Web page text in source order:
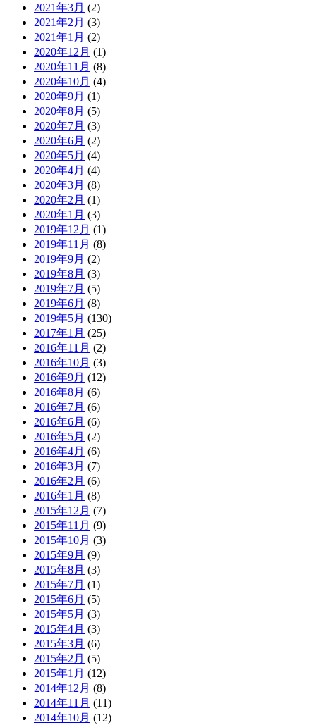
2021年3月 (2)
2021年2月 (3)
2021年1月 (2)
2020年12月 (1)
2020年11月 (8)
2020年10月 (4)
2020年9月 (1)
2020年8月 (5)
2020年7月 (3)
2020年6月 (2)
2020年5月 (4)
2020年4月 (4)
2020年3月 (8)
2020年2月 (1)
2020年1月 (3)
2019年12月 (1)
2019年11月 (8)
2019年9月 (2)
2019年8月 (3)
2019年7月 (5)
2019年6月 (8)
2019年5月 (130)
2017年1月 (25)
2016年11月 (2)
2016年10月 (3)
2016年9月 (12)
2016年8月 (6)
2016年7月 (6)
2016年6月 (6)
2016年5月 (2)
2016年4月 (6)
2016年3月 (7)
2016年2月 (6)
2016年1月 (8)
2015年12月 (7)
2015年11月 (9)
2015年10月 (3)
2015年9月 (9)
2015年8月 (3)
2015年7月 (1)
2015年6月 (5)
2015年5月 (3)
2015年4月 (3)
2015年3月 (6)
2015年2月 (5)
2015年1月 (12)
2014年12月 (8)
2014年11月 (11)
2014年10月 (12)